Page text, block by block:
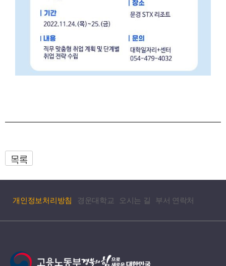
목록
개인정보처리방침 경운대학교 오시는 길 부서 연락처